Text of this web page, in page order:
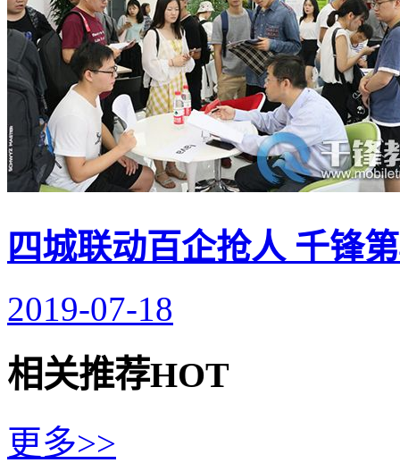
四城联动百企抢人 千锋
2019-07-18
相关推荐HOT
更多>>